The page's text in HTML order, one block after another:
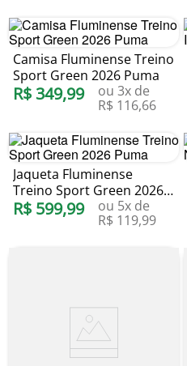
Camisa Fluminense Treino
Sport Green 2026 Puma
R$ 349,99 ou 3x de
R$ 116,66
Jaqueta Fluminense
Treino Sport Green 2026
Puma
R$ 599,99 ou 5x de
R$ 119,99